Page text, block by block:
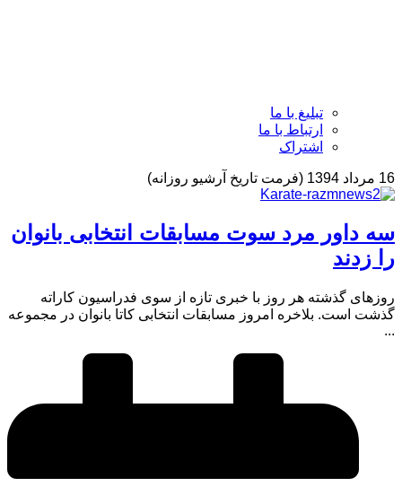
تبلیغ با ما
ارتباط با ما
اشتراک
16 مرداد 1394 (فرمت تاریخ آرشیو روزانه)
سه داور مرد سوت مسابقات انتخابی بانوان
را زدند
روزهای گذشته هر روز با خبری تازه از سوی فدراسیون کاراته
گذشت است. بلاخره امروز مسابقات انتخابی کاتا بانوان در مجموعه
...